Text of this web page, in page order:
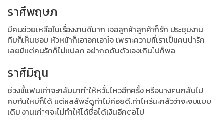
ราศีพฤษภ
มีคนช่วยเหลือในเรื่องงานดีมาก เจอลูกค้าลูกค้าก็รัก ประชุมงาน
ทีมก็เห็นชอบ หัวหน้าก็เอาอกเอาใจ เพราะความที่เราเป็นคนน่ารัก
เลยมีแต่คนรักก็ไม่แปลก อย่ากดดันตัวเองเกินไปก็พอ
ราศีมิถุน
ช่วงนี้แฟนเก่าจะกลับมาทำให้หวั่นไหวอีกครั้ง หรือบางคนกลับไป
คบกันใหม่ก็ได้ แต่ผลลัพธ์ดูท่าไม่ค่อยดีเท่าไหร่นะกลัวว่าจะจบแบบ
เดิม งานเก่าๆจะไม่ทำให้ได้ชื่อได้เงินอีกต่อไป